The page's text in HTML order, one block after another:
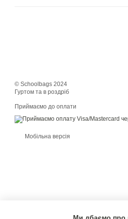
© Schoolbags 2024
Гуртом та в роздріб
Приймаємо до оплати
Мобільна версія
Ми дбаємо про